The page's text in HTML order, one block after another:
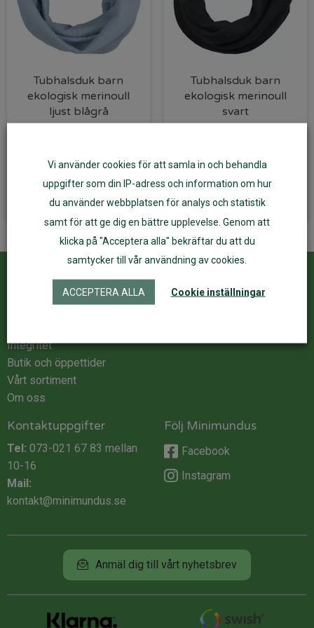
Tubhalsduk barn
ekologisk merinoull
ljust blågrå
Lägg till i varukorg
Tubhalsduk barn
ekologisk merinoull
svart
Läs mer
Kundservice
Integritet
Butik och öppettider
Vårt sortiment
Om oss
ÅF Login
Kontaktuppgifter
Tel: 073-021 67 83 mellan
10-16
Mail:
kontakt@minimundus.se
Följ Minimundus
Facebook
Instagram
Anmäl dig till vårt nyhetsbrev
Vi använder cookies för att samla in och behandla
uppgifter som din IP-adress och information om hur
du använder webbplatsen för analys och statistik
samt för att ge dig en bättre upplevelse. Genom att
klicka på "Acceptera alla" bekräftar du att du
samtycker till vår användning av cookies.
ACCEPTERA ALLA Cookie inställningar